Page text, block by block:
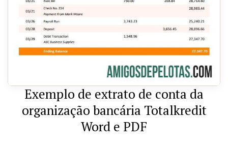
Exemplo de extrato de conta da
organização bancária Totalkredit
Word e PDF